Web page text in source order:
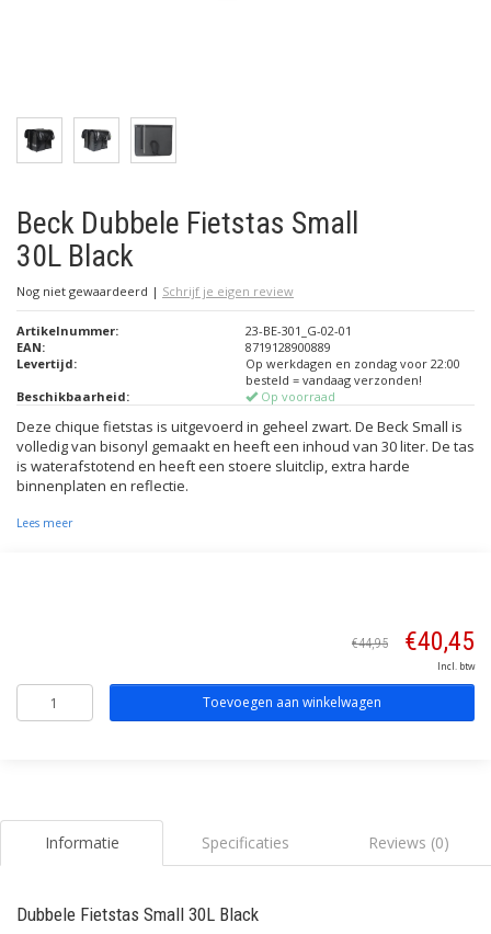
Beck Dubbele Fietstas Small
30L Black
Nog niet gewaardeerd | Schrijf je eigen review
Artikelnummer:
23-BE-301_G-02-01
EAN:
8719128900889
Levertijd:
Op werkdagen en zondag voor 22:00
besteld = vandaag verzonden!
Beschikbaarheid:
Op voorraad
Deze chique fietstas is uitgevoerd in geheel zwart. De Beck Small is
volledig van bisonyl gemaakt en heeft een inhoud van 30 liter. De tas
is waterafstotend en heeft een stoere sluitclip, extra harde
binnenplaten en reflectie.
Lees meer
€44,95 €40,45
Incl. btw
Toevoegen aan winkelwagen
Informatie Specificaties Reviews (0)
Dubbele Fietstas Small 30L Black